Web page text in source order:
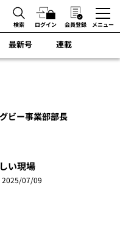
検索 ログイン 会員登録 メニュー
最新号 連載
ビー事業部部長
い現場
2025/07/09